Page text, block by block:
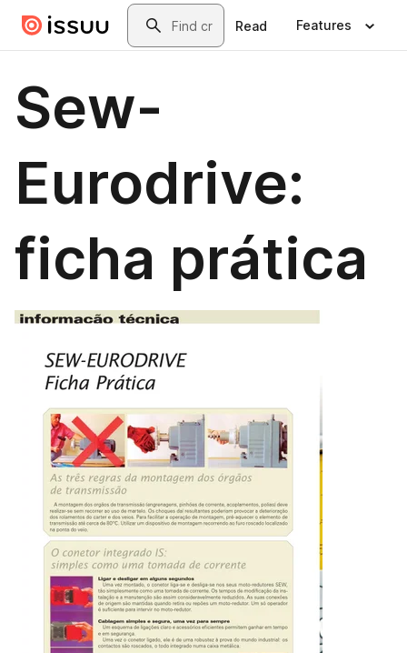
Skip to main contentSearch
Read Features
Sew-
Eurodrive:
ficha prática